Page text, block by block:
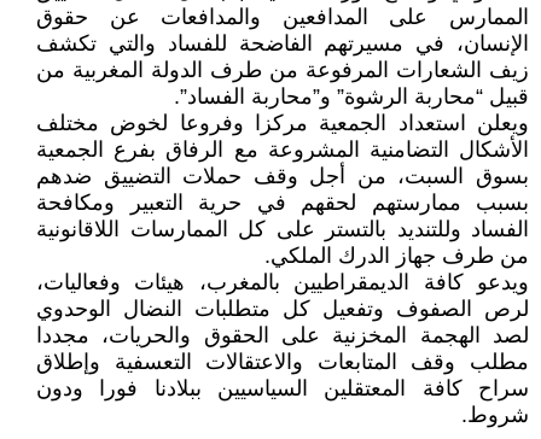
الممارس على المدافعين والمدافعات عن حقوق
الإنسان، في مسيرتهم الفاضحة للفساد والتي تكشف
زيف الشعارات المرفوعة من طرف الدولة المغربية من
قبيل “محاربة الرشوة” و”محاربة الفساد”.
ويعلن استعداد الجمعية مركزا وفروعا لخوض مختلف
الأشكال التضامنية المشروعة مع الرفاق بفرع الجمعية
بسوق السبت، من أجل وقف حملات التضييق ضدهم
بسبب ممارستهم لحقهم في حرية التعبير ومكافحة
الفساد وللتنديد بالتستر على كل الممارسات اللاقانونية
من طرف جهاز الدرك الملكي.
ويدعو كافة الديمقراطيين بالمغرب، هيئات وفعاليات،
لرص الصفوف وتفعيل كل متطلبات النضال الوحدوي
لصد الهجمة المخزنية على الحقوق والحريات، مجددا
مطلب وقف المتابعات والاعتقالات التعسفية وإطلاق
سراح كافة المعتقلين السياسيين ببلادنا فورا ودون
شروط.